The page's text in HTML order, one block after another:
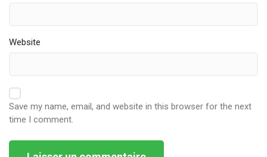
Website
Save my name, email, and website in this browser for the next
time I comment.